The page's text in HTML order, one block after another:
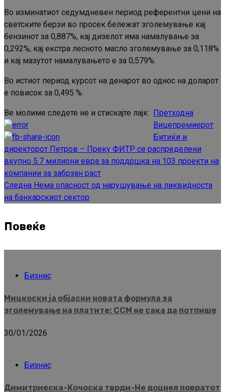
Во изминатиот седумдневен период референтни цени на
светските берзи во просек бележат зголемување кај
бензинот за 0,887%, кај дизелот има намалување за
0,292%, кај екстра лесното масло зголемување за 0,118%
и кај мазутот намалувањето е за 0,579%.
Во истиот период курсот на денарот во однос на доларот
е повисок за 0,495 %.
Ве молиме следете не и стискајте лајк:
Continue
Reading
Претходна
Вицепремиерот
Битиќи и
директорот Петров – Преку ФИТР се распределени
вкупно 5.7 милиони евра за поддршка на 103 проекти на
компании за забрзан раст
Следна Нема опасност од нарушување на ликвидноста
на банкарскиот сектор
Повеќе
Бизнис
Мицкоски ја објасни новата формула за
зголемување на платите: ССМ не сака да потпише
30/01/2026
Бизнис
Димитриеска-Кочоска тврди-Не доцнел повратот